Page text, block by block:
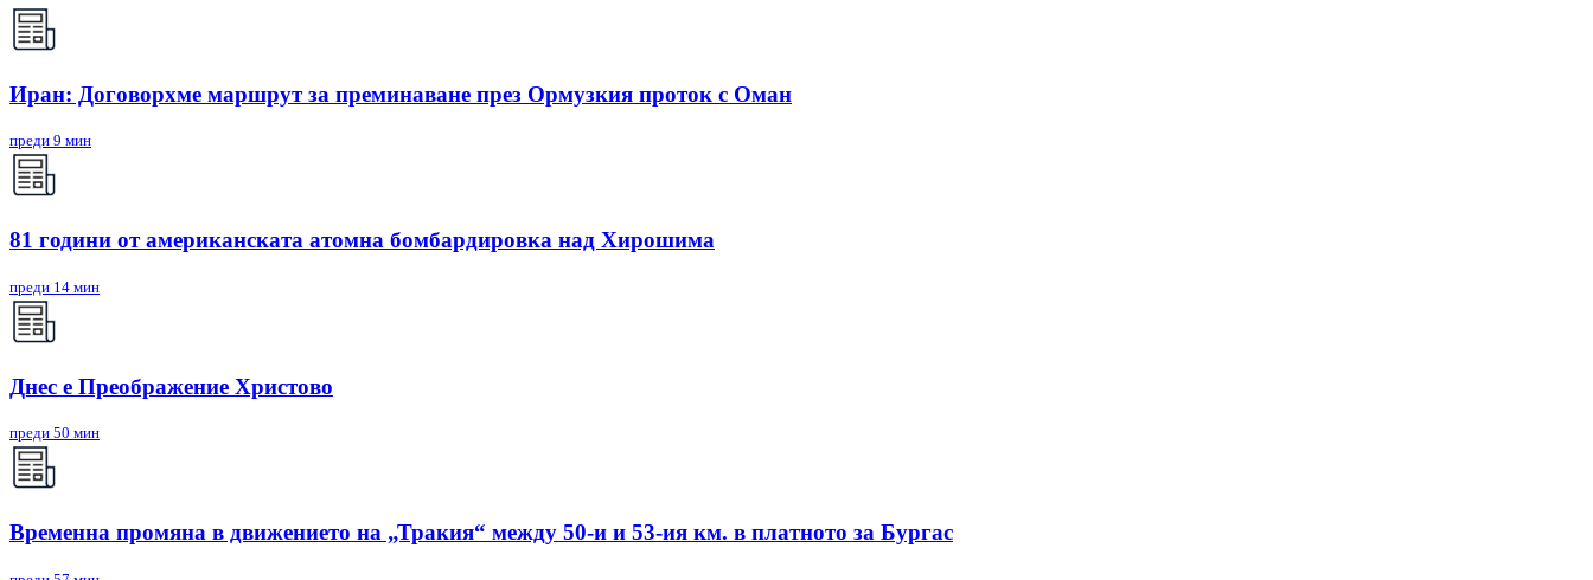
Иран: Договорхме маршрут за преминаване през Ормузкия проток с Оман
преди 9 мин
81 години от американската атомна бомбардировка над Хирошима
преди 14 мин
Днес е Преображение Христово
преди 50 мин
Временна промяна в движението на „Тракия“ между 50-и и 53-ия км. в платното за Бургас